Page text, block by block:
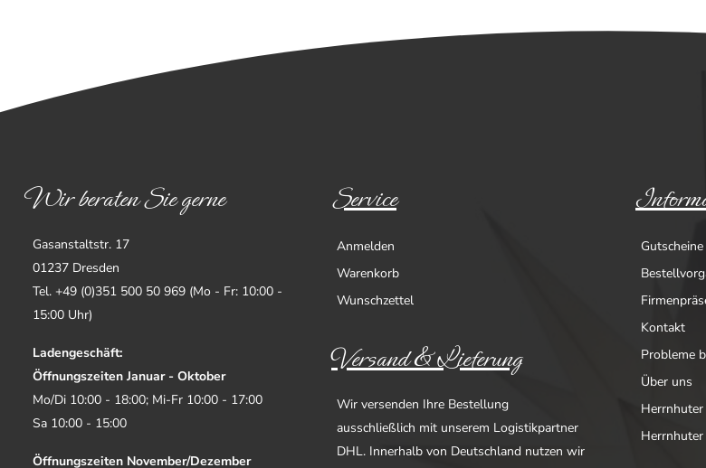
Wir beraten Sie gerne
Gasanstaltstr. 17
01237 Dresden
Tel. +49 (0)351 500 50 969 (Mo - Fr: 10:00 -
15:00 Uhr)
Ladengeschäft:
Öffnungszeiten Januar - Oktober
Mo/Di 10:00 - 18:00; Mi-Fr 10:00 - 17:00
Sa 10:00 - 15:00
Öffnungszeiten November/Dezember
Service
Anmelden
Warenkorb
Wunschzettel
Gutscheine
Kontakt
Probleme
Über uns
Versand & Lieferung
Wir versenden Ihre Bestellung
ausschließlich mit unserem Logistikpartner
DHL. Innerhalb von Deutschland nutzen wir